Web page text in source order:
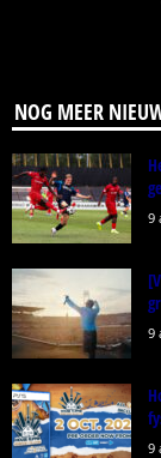
NOG MEER
9
9
9